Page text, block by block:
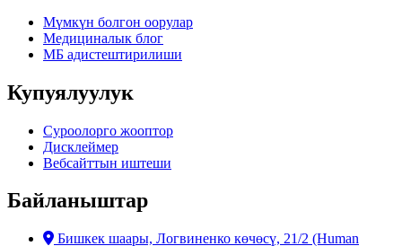
Мүмкүн болгон оорулар
Медициналык блог
МБ адистештирилиши
Купуялуулук
Суроолорго жооптор
Дисклеймер
Вебсайттын иштеши
Байланыштар
Бишкек шаары, Логвиненко көчөсү, 21/2 (Human